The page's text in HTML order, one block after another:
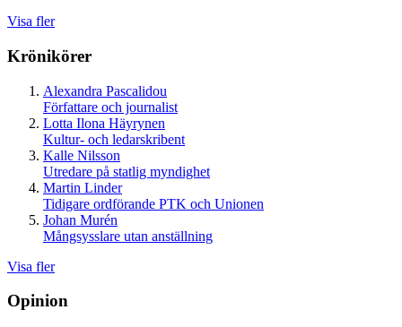
Visa fler
Krönikörer
Alexandra Pascalidou
Författare och journalist
Lotta Ilona Häyrynen
Kultur- och ledarskribent
Kalle Nilsson
Utredare på statlig myndighet
Martin Linder
Tidigare ordförande PTK och Unionen
Johan Murén
Mångsysslare utan anställning
Visa fler
Opinion